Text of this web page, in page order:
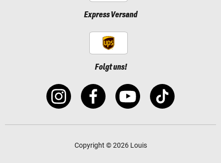
Express Versand
Folgt uns!
Copyright © 2026 Louis